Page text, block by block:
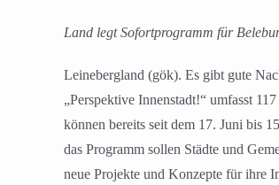
Land legt Sofortprogramm für
Leinebergland (gök). Es gibt gute
„Perspektive Innenstadt!“ umfasst
können bereits seit dem 17. Juni bis
das Programm sollen Städte und
neue Projekte und Konzepte für ihre